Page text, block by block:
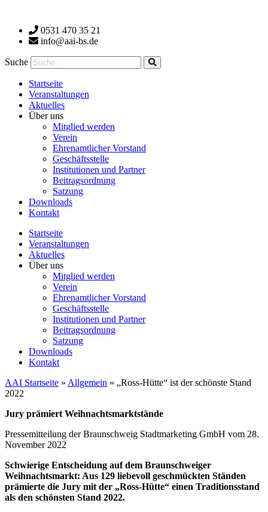
wechseln 0531 470 35 21
info@aai-bs.de
Suche
Startseite
Veranstaltungen
Aktuelles
Über uns
Mitglied werden
Verein
Ehrenamtlicher Vorstand
Geschäftsstelle
Institutionen und Partner
Beitragsordnung
Satzung
Downloads
Kontakt
Startseite
Veranstaltungen
Aktuelles
Über uns
Mitglied werden
Verein
Ehrenamtlicher Vorstand
Geschäftsstelle
Institutionen und Partner
Beitragsordnung
Satzung
Downloads
Kontakt
AAI Startseite » Allgemein » „Ross-Hütte“ ist der schönste Stand
2022
Jury prämiert Weihnachtsmarktstände
Pressemitteilung der Braunschweig Stadtmarketing GmbH vom 28.
November 2022
Schwierige Entscheidung auf dem Braunschweiger
Weihnachtsmarkt: Aus 129 liebevoll geschmückten Ständen
prämierte die Jury mit der „Ross-Hütte“ einen Traditionsstand
als den schönsten Stand 2022.